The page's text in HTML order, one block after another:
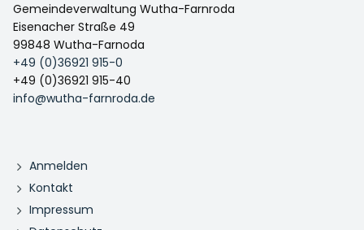
Gemeindeverwaltung Wutha-Farnroda
Eisenacher Straße 49
99848 Wutha-Farnoda
+49 (0)36921 915-0
+49 (0)36921 915-40
info@wutha-farnroda.de
Anmelden
Kontakt
Impressum